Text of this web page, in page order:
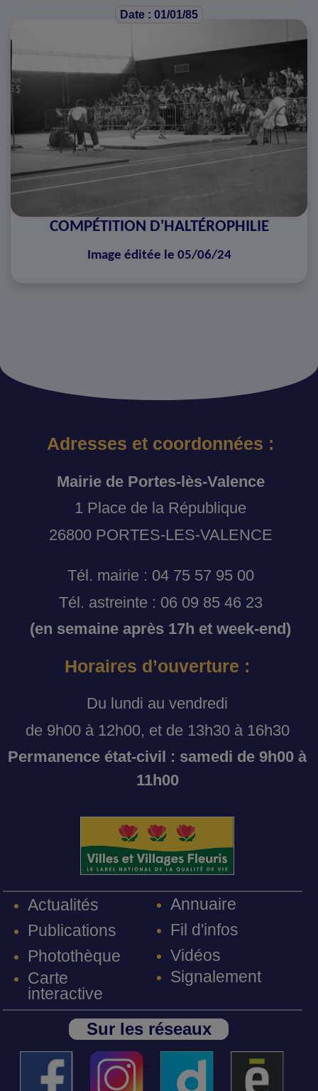
Date : 01/01/85
COMPÉTITION D'HALTÉROPHILIE
Image éditée le 05/06/24
Adresses et coordonnées :
Mairie de Portes-lès-Valence
1 Place de la République
26800 PORTES-LES-VALENCE
Tél. mairie : 04 75 57 95 00
Tél. astreinte : 06 09 85 46 23
(en semaine après 17h et week-end)
Horaires d’ouverture :
Du lundi au vendredi
de 9h00 à 12h00, et de 13h30 à 16h30
Permanence état-civil : samedi de 9h00 à
11h00
Actualités
Publications
Photothèque
Carte
interactive
Annuaire
Fil d'infos
Vidéos
Signalement
Sur les réseaux